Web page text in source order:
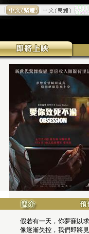
假若有一天，你夢寐以
像逐漸失控，我們即將